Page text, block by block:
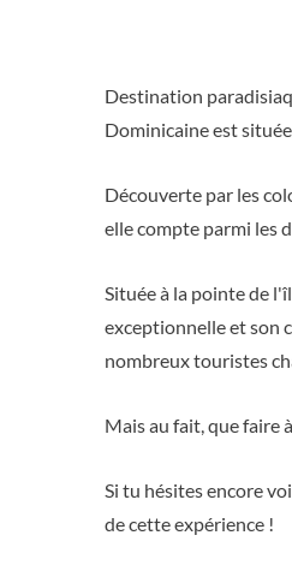
Destination
Dominicaine est
Découverte par les
elle compte parmi les
Située à la pointe de
exceptionnelle et son
nombreux touristes
Mais au fait, que faire
Si tu hésites encore
de cette expérience !